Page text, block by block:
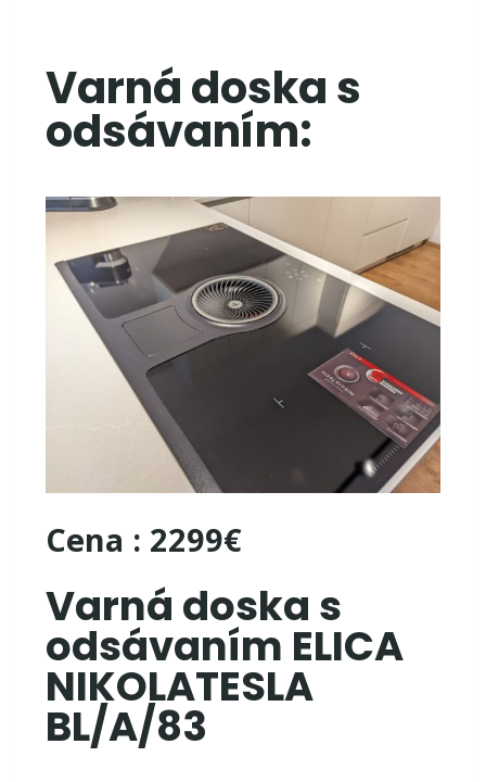
Varná doska s
odsávaním:
Cena : 2299€
Varná doska s
odsávaním ELICA
NIKOLATESLA
BL/A/83